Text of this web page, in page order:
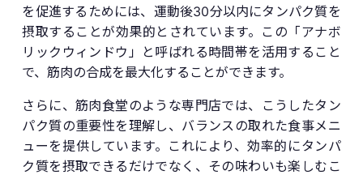
を促進するためには、運動後30分以内にタンパク質を
摂取することが効果的とされています。この「アナボ
リックウィンドウ」と呼ばれる時間帯を活用すること
で、筋肉の合成を最大化することができます。
さらに、筋肉食堂のような専門店では、こうしたタン
パク質の重要性を理解し、バランスの取れた食事メニ
ューを提供しています。これにより、効率的にタンパ
ク質を摂取できるだけでなく、その味わいも楽しむこ